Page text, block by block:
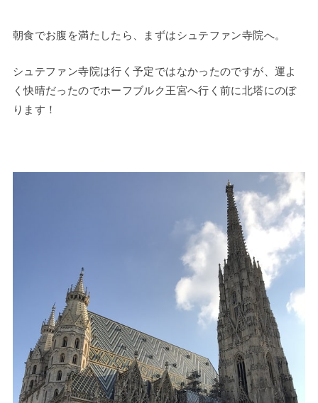
朝食でお腹を満たしたら、まずはシュテファン寺院へ。
シュテファン寺院は行く予定ではなかったのですが、運よ
く快晴だったのでホーフブルク王宮へ行く前に北塔にのぼ
ります！